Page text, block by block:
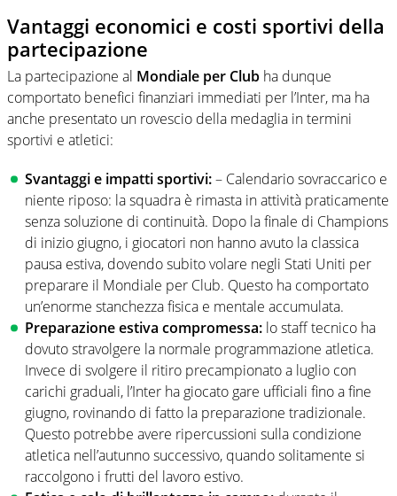
Vantaggi economici e costi sportivi della
partecipazione
La partecipazione al Mondiale per Club ha dunque
comportato benefici finanziari immediati per l’Inter, ma ha
anche presentato un rovescio della medaglia in termini
sportivi e atletici:
Svantaggi e impatti sportivi:– Calendario sovraccarico e
niente riposo: la squadra è rimasta in attività praticamente
senza soluzione di continuità. Dopo la finale di Champions
di inizio giugno, i giocatori non hanno avuto la classica
pausa estiva, dovendo subito volare negli Stati Uniti per
preparare il Mondiale per Club. Questo ha comportato
un’enorme stanchezza fisica e mentale accumulata.
Preparazione estiva compromessa: lo staff tecnico ha
dovuto stravolgere la normale programmazione atletica.
Invece di svolgere il ritiro precampionato a luglio con
carichi graduali, l’Inter ha giocato gare ufficiali fino a fine
giugno, rovinando di fatto la preparazione tradizionale.
Questo potrebbe avere ripercussioni sulla condizione
atletica nell’autunno successivo, quando solitamente si
raccolgono i frutti del lavoro estivo.